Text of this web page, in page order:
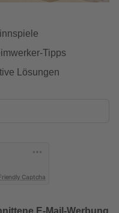
Tipps
Lösungen
Captcha